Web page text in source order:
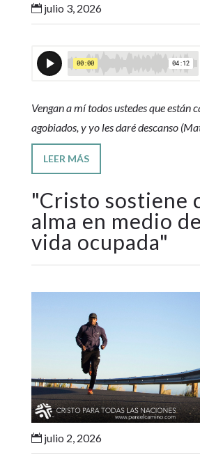
julio 3, 2026
Vengan a mí todos ustedes que están
agobiados, y yo les daré descanso
LEER MÁS
"Cristo sostiene
alma en medio
vida ocupada"
julio 2, 2026